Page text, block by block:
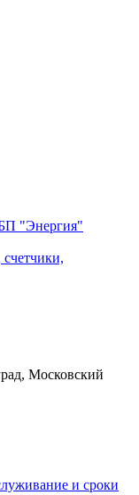
"Энергия"
Московский
и сроки